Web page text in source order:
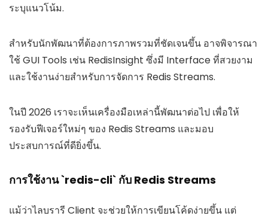
ระบุแนวโน้ม.
สำหรับนักพัฒนาที่ต้องการภาพรวมที่ชัดเจนขึ้น อาจพิจารณา
ใช้ GUI Tools เช่น RedisInsight ซึ่งมี Interface ที่สวยงาม
และใช้งานง่ายสำหรับการจัดการ Redis Streams.
ในปี 2026 เราจะเห็นเครื่องมือเหล่านี้พัฒนาต่อไป เพื่อให้
รองรับฟีเจอร์ใหม่ๆ ของ Redis Streams และมอบ
ประสบการณ์ที่ดียิ่งขึ้น.
การใช้งาน `redis-cli` กับ Redis Streams
แม้ว่าไลบรารี Client จะช่วยให้การเขียนโค้ดง่ายขึ้น แต่